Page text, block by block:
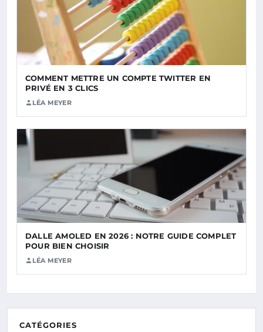
COMMENT METTRE UN COMPTE TWITTER EN
PRIVÉ EN 3 CLICS
LÉA MEYER
DALLE AMOLED EN 2026 : NOTRE GUIDE COMPLET
POUR BIEN CHOISIR
LÉA MEYER
CATÉGORIES